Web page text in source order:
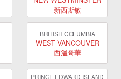
新西斯敏
BRITISH COLUMBIA
WEST VANCOUVER
西溫哥華
PRINCE EDWARD ISLAND